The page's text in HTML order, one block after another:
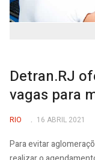
Detran.RJ
vagas para
RIO 16 ABRIL 2021
Para evitar